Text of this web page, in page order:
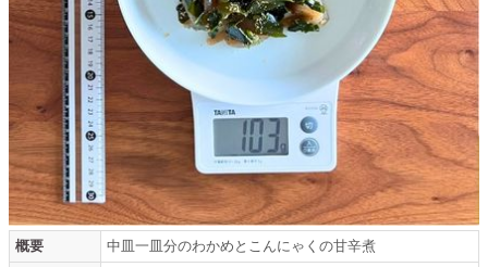
概要
中皿一皿分のわかめとこんにゃくの甘辛煮